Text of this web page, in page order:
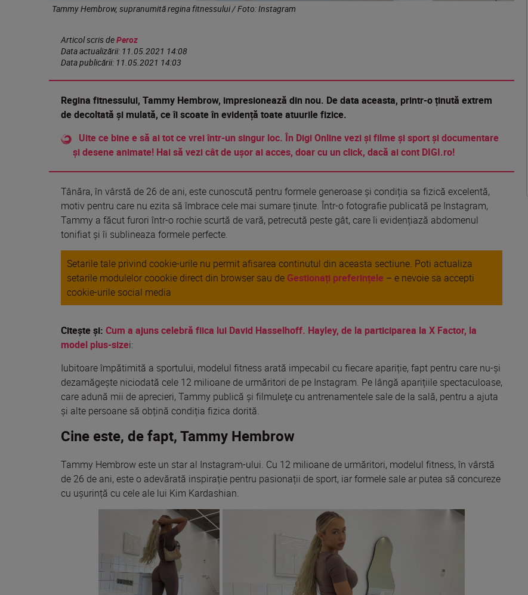
Tammy Hembrow, supranumită regina fitnessului / Foto: Instagram
Articol scris dePeroz
Data actualizării: 11.05.2021 14:08
Data publicării: 11.05.2021 14:03
Regina fitnessului, Tammy Hembrow, impresionează din nou. Dedata aceasta, printr-oținută extrem
dedecoltată și mulată, ceîiscoateîn evidență toate atuurile fizice.
Uite ce bine e să ai tot ce vrei într-un singur loc. În Digi Online vezi și filme și sport și documentare
și desene animate! Hai să vezi cât de ușor ai acces, doar cu un click, dacă ai cont DIGI.ro!
Tânăra, în vârstă de 26 de ani, este cunoscută pentru formele generoase și condiția sa fizică excelentă,
motiv pentru care nu ezita să îmbracecele mai sumareținute. Într-o fotografie publicată pe Instagram,
Tammy a făcutfurori într-o rochie scurtă de vară, petrecută peste gât, careîi evidențiază abdomenul
tonifiat și îi sublineaza formele perfecte.
Setarile tale privind cookie-urile nu permit afisarea continutul din aceasta sectiune. Poti actualiza
setarile modulelor coookie direct din browser sau de Gestionați preferințele – e nevoie sa accepti
cookie-urile social media
Citeşte şi: Cum a ajuns celebră fiica lui David Hasselhoff. Hayley, de la participarea la X Factor, la
model plus-sizei:
Iubitoareîmpătimită a sportului, modelul fitness arată impecabil cu fiecare apariție, fapt pentru care nu-și
dezamăgește niciodată cele 12 milioane de urmăritori de pe Instagram. Pe lângă aparițiile spectaculoase,
care adună mii de aprecieri, Tammy publică și filmuleţe cu antrenamentele sale de la sală, pentru a ajuta
și alte persoane să obțină condiția fizica dorită.
Cine este, de fapt, Tammy Hembrow
Tammy Hembrow este un star al Instagram-ului. Cu 12 milioane de urmăritori, modelul fitness, în vârstă
de 26 de ani, este o adevărată inspirație pentru pasionații de sport, iar formele sale ar putea să concureze
cu ușurință cu cele ale lui Kim Kardashian.